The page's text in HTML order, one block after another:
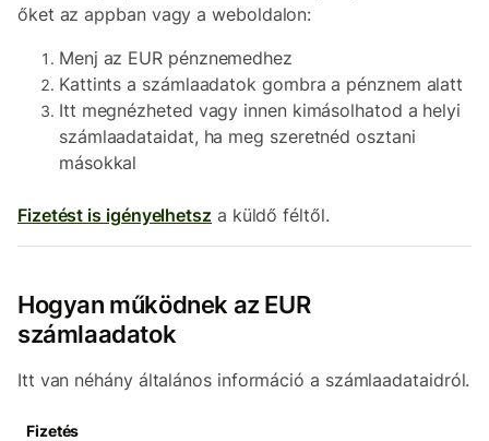
őket az appban vagy a weboldalon:
Menj az EUR pénznemedhez
Kattints a számlaadatok gombra a pénznem alatt
Itt megnézheted vagy innen kimásolhatod a helyi
számlaadataidat, ha meg szeretnéd osztani
másokkal
Fizetést is igényelhetsza küldő féltől.
Hogyan működnek az EUR
számlaadatok
Itt van néhány általános információ a számlaadataidról.
Fizetés